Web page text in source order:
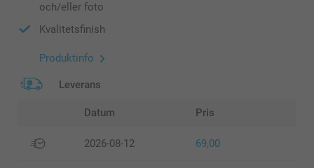
och/eller foto
Kvalitetsfinish
Produktinfo
Leverans
Datum Pris
2026-08-12 69,00